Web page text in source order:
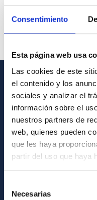
Consentimiento
Esta página web usa
Las cookies de este
el contenido y los
sociales y analizar el
información sobre el
nuestros partners de
web, quienes pueden
que les haya
partir del uso que haya
Necesarias
INFORMACIÓN GENERAL
Contacto
Cómo llegar al IAC
Directorio de personal
Biblioteca